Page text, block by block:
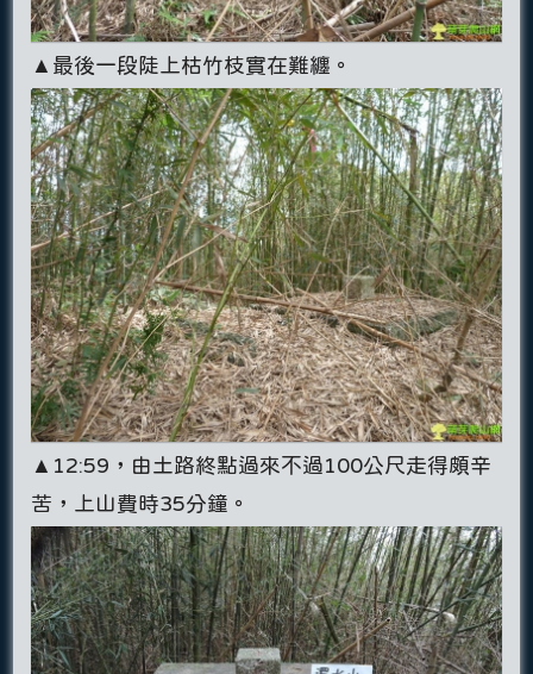
▲最後一段陡上枯竹枝實在難纏。
▲12:59，由土路終點過來不過100公尺走得頗辛
苦，上山費時35分鐘。